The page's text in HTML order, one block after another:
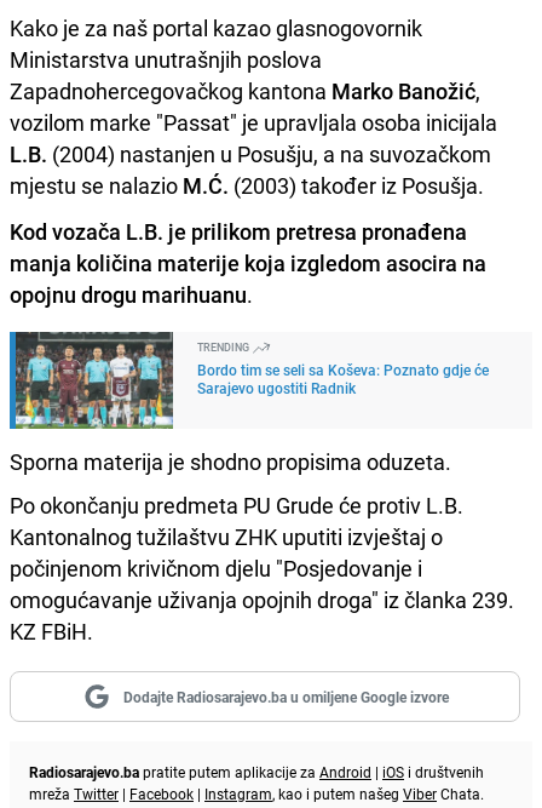
Kako je za naš portal kazao glasnogovornik
Ministarstva unutrašnjih poslova
Zapadnohercegovačkog kantona Marko Banožić,
vozilom marke "Passat" je upravljala osoba inicijala
L.B. (2004) nastanjen u Posušju, a na suvozačkom
mjestu se nalazio M.Ć. (2003) također iz Posušja.
Kod vozača L.B. je prilikom pretresa pronađena
manja količina materije koja izgledom asocira na
opojnu drogu marihuanu.
TRENDING
Bordo tim se seli sa Koševa: Poznato gdje će
Sarajevo ugostiti Radnik
Sporna materija je shodno propisima oduzeta.
Po okončanju predmeta PU Grude će protiv L.B.
Kantonalnog tužilaštvu ZHK uputiti izvještaj o
počinjenom krivičnom djelu "Posjedovanje i
omogućavanje uživanja opojnih droga" iz članka 239.
KZ FBiH.
Dodajte Radiosarajevo.ba u omiljene Google izvore
Radiosarajevo.bapratite putem aplikacije za Android | iOS i društvenih
mreža Twitter | Facebook | Instagram, kao i putem našeg ViberChata.